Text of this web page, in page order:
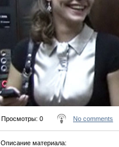
Просмотры: 0 No comments
Описание материала: